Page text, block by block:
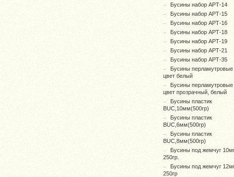
Бусины набор АРТ-14
Бусины набор АРТ-15
Бусины набор АРТ-16
Бусины набор АРТ-18
Бусины набор АРТ-19
Бусины набор АРТ-21
Бусины набор АРТ-35
Бусины перламутровые
цвет белый
Бусины перламутровые
цвет прозрачный, белый
Бусины пластик
BUC,10мм(500гр)
Бусины пластик
BUC,6мм(500гр)
Бусины пластик
BUC,8мм(500гр)
Бусины под жемчуг
250гр.
Бусины под жемчуг
250гр